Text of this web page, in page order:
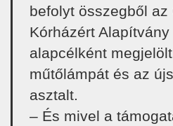
befolyt összegből az
Kórházért
alapcélként
műtőlámpát és az
asztalt.
– És mivel a